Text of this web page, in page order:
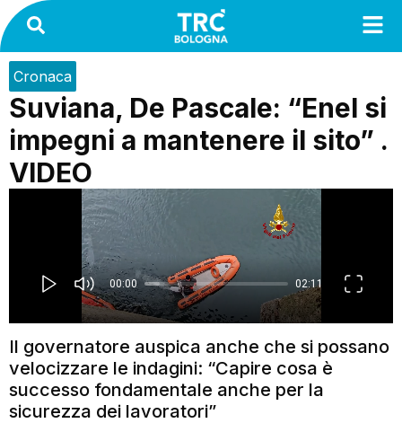
Cronaca
Suviana, De Pascale: “Enel si
impegni a mantenere il sito” .
VIDEO
Il governatore auspica anche che si possano
velocizzare le indagini: “Capire cosa è
successo fondamentale anche per la
sicurezza dei lavoratori”